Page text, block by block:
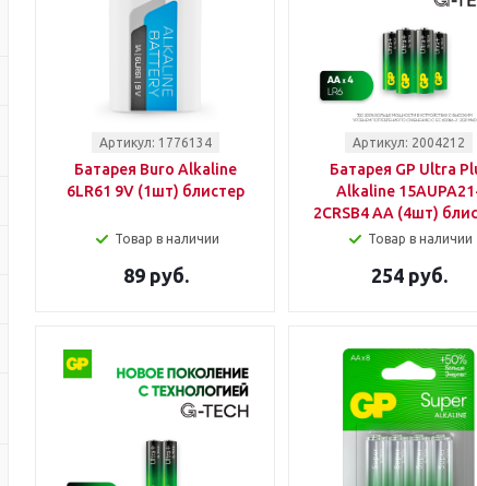
Артикул: 1776134
Батарея Buro Alkaline
6LR61 9V (1шт) блистер
Товар в наличии
89 руб.
Артикул: 2004212
Батарея GP Ultra
Alkaline
2CRSB4 AA (4шт)
Товар в наличии
254 руб.